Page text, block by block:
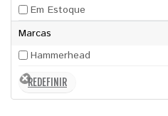
Em Estoque
Marcas
Hammerhead